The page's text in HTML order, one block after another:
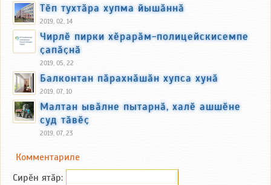
Тӗп тухтӑра хупма йышӑннӑ
2019, 02, 14
Чирлӗ пирки хӗрарӑм-полицейскисемпе
ҫапӑҫнӑ
2019, 05, 22
Балконтан пӑрахнӑшӑн хупса хунӑ
2019, 07, 10
Малтан ывӑлне пытарнӑ, халӗ ашшӗне
суд тӑвӗҫ
2019, 07, 23
Комментариле
Сирӗн ятӑp: